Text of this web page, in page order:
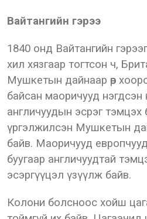
Вайтангийн гэрээ
1840 онд Вайтангийн
хил хязгаар тогтсон ч,
Мушкетын дайнаар өөр
байсан маоричууд
англичуудын эсрэг
үргэлжилсэн Мушкетын дайн
байв. Маоричууд
буугаар англичуудтай
эсэргүүцэл үзүүлж байв.
Колони болсноос хойш